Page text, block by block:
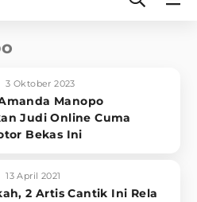
3 Oktober 2023
Manopo
Judi Online Cuma
Bekas Ini
13 April 2021
2 Artis Cantik Ini Rela